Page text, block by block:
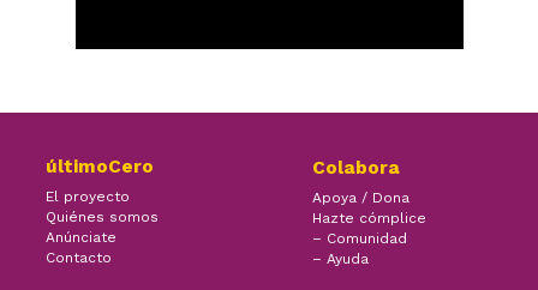
últimoCero
El proyecto
Quiénes somos
Anúnciate
Contacto
Colabora
Apoya / Dona
Hazte cómplice
– Comunidad
– Ayuda